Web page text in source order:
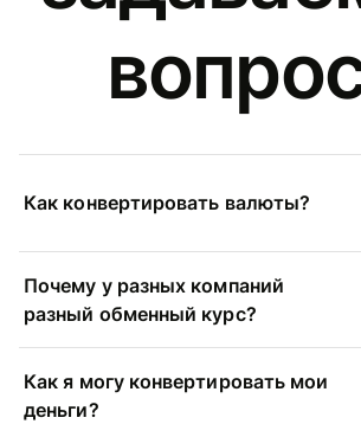
Как конвертировать валюты?
Почему у разных компаний
разный обменный курс?
Как я могу конвертировать мои
деньги?